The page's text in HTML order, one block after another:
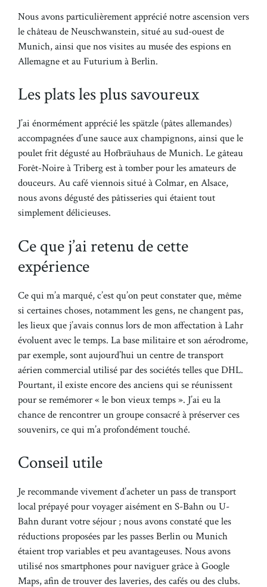
Nous avons particulièrement apprécié notre ascension vers
le château de Neuschwanstein, situé au sud-ouest de
Munich, ainsi que nos visites au musée des espions en
Allemagne et au Futurium à Berlin.
Les plats les plus savoureux
J’ai énormément apprécié les spätzle (pâtes allemandes)
accompagnées d’une sauce aux champignons, ainsi que le
poulet frit dégusté au Hofbräuhaus de Munich. Le gâteau
Forêt-Noire à Triberg est à tomber pour les amateurs de
douceurs. Au café viennois situé à Colmar, en Alsace,
nous avons dégusté des pâtisseries qui étaient tout
simplement délicieuses.
Ce que j’ai retenu de cette
expérience
Ce qui m’a marqué, c’est qu’on peut constater que, même
si certaines choses, notamment les gens, ne changent pas,
les lieux que j’avais connus lors de mon affectation à Lahr
évoluent avec le temps. La base militaire et son aérodrome,
par exemple, sont aujourd’hui un centre de transport
aérien commercial utilisé par des sociétés telles que DHL.
Pourtant, il existe encore des anciens qui se réunissent
pour se remémorer « le bon vieux temps ». J’ai eu la
chance de rencontrer un groupe consacré à préserver ces
souvenirs, ce qui m’a profondément touché.
Conseil utile
Je recommande vivement d’acheter un pass de transport
local prépayé pour voyager aisément en S-Bahn ou U-
Bahn durant votre séjour ; nous avons constaté que les
réductions proposées par les passes Berlin ou Munich
étaient trop variables et peu avantageuses. Nous avons
utilisé nos smartphones pour naviguer grâce à Google
Maps, afin de trouver des laveries, des cafés ou des clubs.